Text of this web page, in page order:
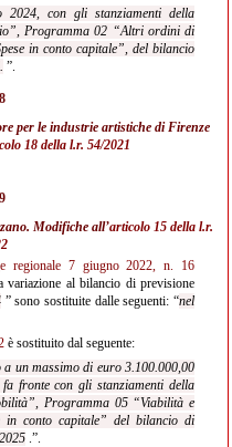
con gli stanziamenti della
Programma 02 “Altri ordini di
in conto capitale”, del bilancio
”.
per le industrie artistiche di Firenze
18 della l.r. 54/2021
Modifiche all’articolo 15 della l.r.
regionale 7 giugno 2022, n. 16
variazione al bilancio di previsione
” sono sostituite dalle seguenti: “nel
è sostituito dal seguente:
un massimo di euro 3.100.000,00
fronte con gli stanziamenti della
Programma 05 “Viabilità e
in conto capitale” del bilancio di
.”.